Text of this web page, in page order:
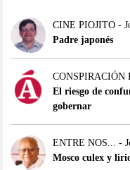
CINE PIOJITO -
Padre japonés
CONSPIRACIÓN
El riesgo de
gobernar
ENTRE NOS... -
Mosco culex y